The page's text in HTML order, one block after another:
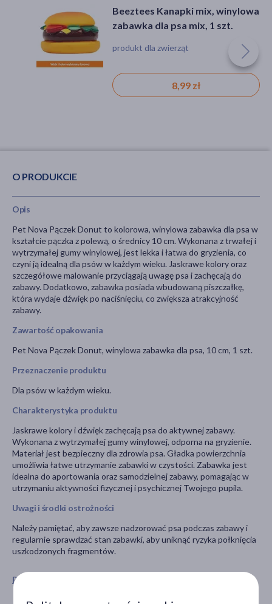
Beeztees Kanapki mix, winylowa
zabawka dla psa mix, 1 szt.
produkt dla zwierząt
8,99 zł
O PRODUKCIE
Pokaż wszystkie produkty PET NOVA
Opis
Pet Nova Pączek Donut to kolorowa, winylowa zabawka dla psa w
kształcie pączka z polewą, o średnicy 10 cm. Wykonana z trwałej i
wytrzymałej gumy winylowej, jest lekka i łatwa do gryzienia, co
czyni ją idealną dla psów w każdym wieku. Jaskrawe kolory oraz
szczegółowe malowanie przyciągają uwagę psa i zachęcają do
zabawy. Dodatkowo, zabawka posiada wbudowaną piszczałkę,
która wydaje dźwięk po naciśnięciu, co zwiększa atrakcyjność
zabawy.
Zawartość opakowania
Pet Nova Pączek Donut, winylowa zabawka dla psa, 10 cm, 1 szt.
Przeznaczenie produktu
Dla psów w każdym wieku.
Charakterystyka produktu
Jaskrawe kolory i dźwięk zachęcają psa do aktywnej zabawy.
Wykonana z wytrzymałej gumy winylowej, odporna na gryzienie.
Materiał jest bezpieczny dla zdrowia psa. Gładka powierzchnia
umożliwia łatwe utrzymanie zabawki w czystości. Zabawka jest
idealna do aportowania oraz samodzielnej zabawy, pomagając w
utrzymaniu aktywności fizycznej i psychicznej Twojego pupila.
Uwagi i środki ostrożności
Należy pamiętać, aby zawsze nadzorować psa podczas zabawy i
regularnie sprawdzać stan zabawki, aby uniknąć ryzyka połknięcia
uszkodzonych fragmentów.